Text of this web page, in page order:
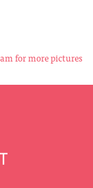
for more pictures